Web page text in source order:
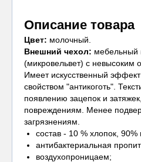
Описание товара
Цвет: молочный.
Внешний чехол: мебельный
(микровельвет) с невысоким
Имеет искусственный
свойством "антикоготь".
появлению зацепок и
повреждениям. Менее
загрязнениям.
состав - 10 % хлопок, 90%
антибактериальная
воздухопроницаем;